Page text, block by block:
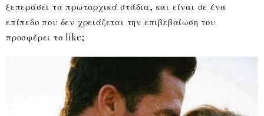
ξεπεράσει τα πρωταρχικά στάδια, και είναι σε ένα
επίπεδο που δεν χρειάζεται την επιβεβαίωση του
προσφέρει το like;